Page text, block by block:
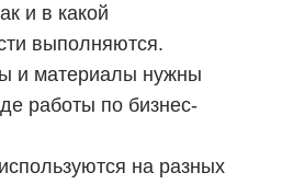
и в какой
выполняются.
и материалы нужны
работы по бизнес-
на разных